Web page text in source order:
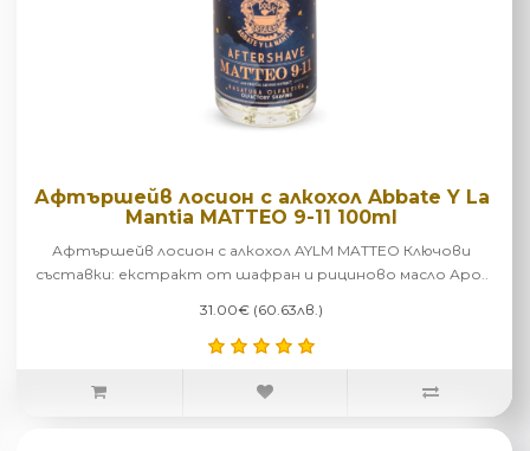
Афтършейв лосион с алкохол Abbate Y La
Mantia MATTEO 9-11 100ml
Афтършейв лосион с алкохол AYLM MATTEO Ключови
съставки: екстракт от шафран и рициново масло Аро..
31.00€ (60.63лв.)